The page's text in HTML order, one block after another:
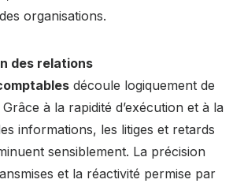
organisations.
des relations
découle logiquement de
à la rapidité d’exécution et à la
informations, les litiges et retards
sensiblement. La précision
et la réactivité permise par